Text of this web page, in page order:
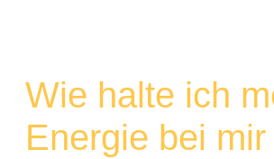
Wie halte ich
Energie bei mir